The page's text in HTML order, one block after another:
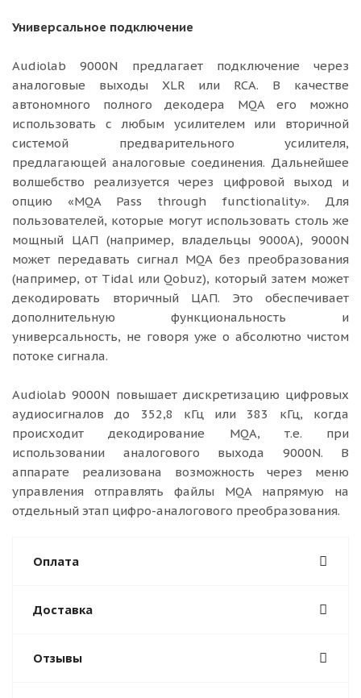
Универсальное подключение
Audiolab 9000N предлагает подключение через
аналоговые выходы XLR или RCA. В качестве
автономного полного декодера MQA его можно
использовать с любым усилителем или вторичной
системой предварительного усилителя,
предлагающей аналоговые соединения. Дальнейшее
волшебство реализуется через цифровой выход и
опцию «MQA Pass through functionality». Для
пользователей, которые могут использовать столь же
мощный ЦАП (например, владельцы 9000A), 9000N
может передавать сигнал MQA без преобразования
(например, от Tidal или Qobuz), который затем может
декодировать вторичный ЦАП. Это обеспечивает
дополнительную функциональность и
универсальность, не говоря уже о абсолютно чистом
потоке сигнала.
Audiolab 9000N повышает дискретизацию цифровых
аудиосигналов до 352,8 кГц или 383 кГц, когда
происходит декодирование MQA, т.е. при
использовании аналогового выхода 9000N. В
аппарате реализована возможность через меню
управления отправлять файлы MQA напрямую на
отдельный этап цифро-аналогового преобразования.
Оплата
Доставка
Отзывы